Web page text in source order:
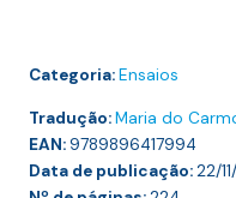
Categoria:Ensaios
Tradução:Maria do
EAN:9789896417994
Data de publicação:22/